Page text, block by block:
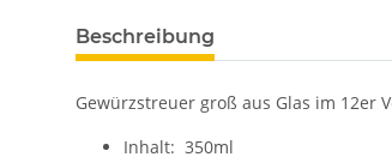
Beschreibung
Gewürzstreuer groß aus Glas im 12er
Inhalt: 350ml